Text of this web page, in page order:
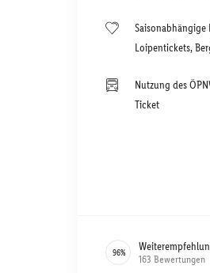
Loipentickets,
Nutzung des
Ticket
96%
163 Bewertungen